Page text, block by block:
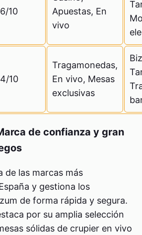
10
Apuestas, En
vivo
10
Tragamonedas,
En vivo, Mesas
exclusivas
de confianza y gran
de las marcas más
y gestiona los
de forma rápida y segura.
por su amplia selección
sólidas de crupier en vivo